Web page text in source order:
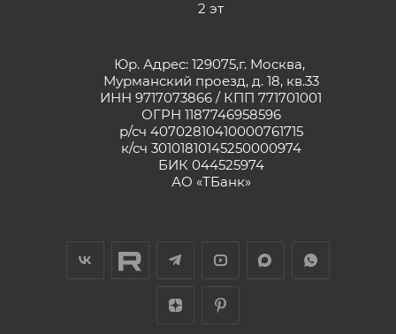
2 эт
Юр. Адрес: 129075,г. Москва,
Мурманский проезд, д. 18, кв.33
ИНН 9717073866 / КПП 771701001
ОГРН 1187746958596
р/сч 40702810410000761715
к/сч 30101810145250000974
БИК 044525974
АО «ТБанк»